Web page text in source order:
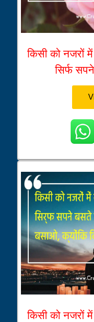
किसी को नजरों
सिर्फ
किसी को नजरों